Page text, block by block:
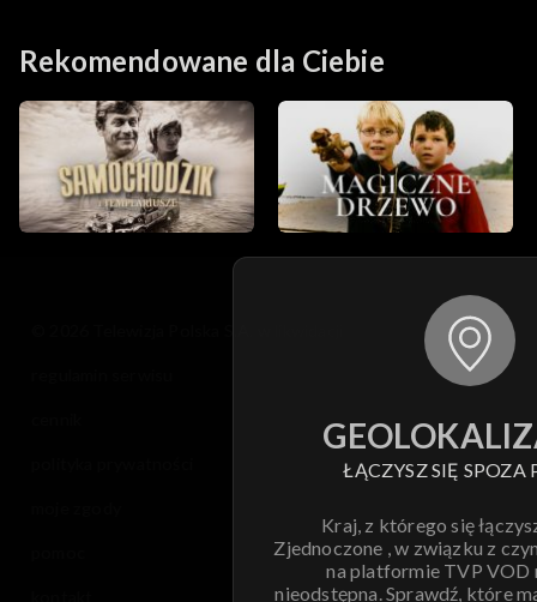
Rekomendowane dla Ciebie
ŁĄCZYSZ SIĘ SPOZA
Kraj, z którego się
Zjednoczone , w związku z
na platformie TVP VOD
nieodstępna. Sprawdź, które